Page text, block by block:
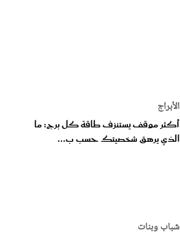
الأبراج
أكثر موقف يستنزف طاقة كل برج: ما
الذي يرهق شخصيتك حسب ب...
شباب وبنات